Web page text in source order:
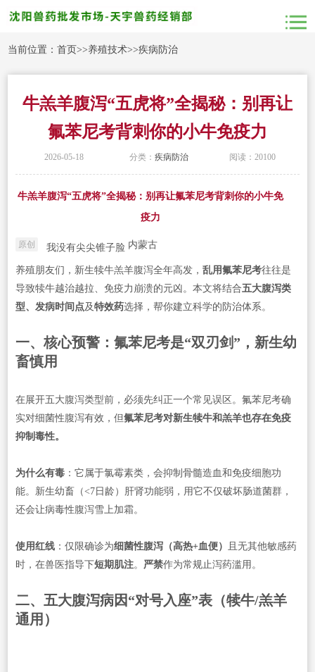
当前位置：首页>>养殖技术>>疾病防治
牛羔羊腹泻“五虎将”全揭秘：别再让
氟苯尼考背刺你的小牛免疫力
2026-05-18 分类： 疾病防治 阅读：20100
牛羔羊腹泻“五虎将”全揭秘：别再让氟苯尼考背刺你的小牛免
疫力
原创 我没有尖尖锥子脸 内蒙古
养殖朋友们，新生犊牛羔羊腹泻全年高发， 乱用氟苯尼考往往是
导致犊牛越治越拉、免疫力崩溃的元凶。本文将结合五大腹泻类
型、发病时间点及特效药选择，帮你建立科学的防治体系。
一、核心预警：氟苯尼考是“双刃剑”，新生幼
畜慎用
在展开五大腹泻类型前，必须先纠正一个常见误区。氟苯尼考确
实对细菌性腹泻有效，但氟苯尼考对新生犊牛和羔羊也存在免疫
抑制毒性。
为什么有毒：它属于氯霉素类，会抑制骨髓造血和免疫细胞功
能。新生幼畜（<7日龄）肝肾功能弱，用它不仅破坏肠道菌群，
还会让病毒性腹泻雪上加霜。
使用红线：仅限确诊为细菌性腹泻（高热+血便）
且无其他敏感药
时，在兽医指导下短期肌注。 严禁作为常规止泻药滥用。
二、五大腹泻病因“对号入座”表（犊牛/羔羊
通用）